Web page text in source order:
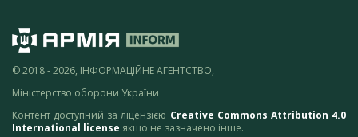
© 2018 - 2026, ІНФОРМАЦІЙНЕ АГЕНТСТВО,
Міністерство оборони України
Контент доступний за ліцензією Creative Commons Attribution 4.0
International license якщо не зазначено інше.